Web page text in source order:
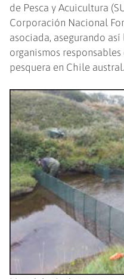
de Pesca y Acuicultura
Corporación Nacional
asociada, asegurando
organismos
pesquera en Chile austral.